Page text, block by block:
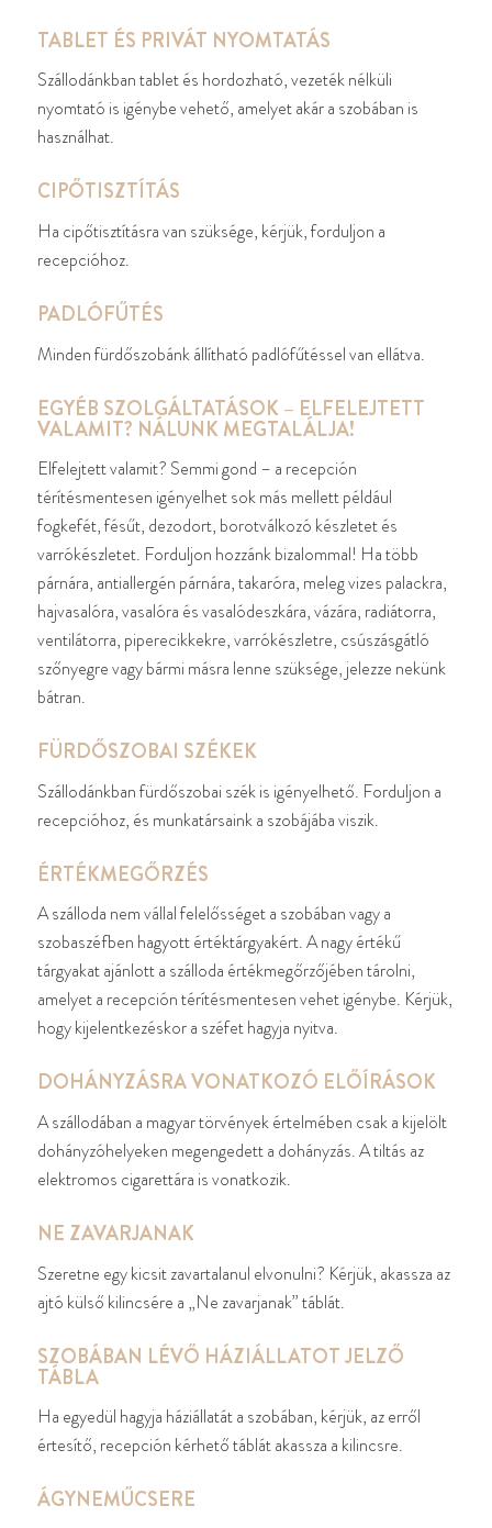
TABLET ÉS PRIVÁT NYOMTATÁS
Szállodánkban tablet és hordozható, vezeték nélküli
nyomtató is igénybe vehető, amelyet akár a szobában is
használhat.
CIPŐTISZTÍTÁS
Ha cipőtisztításra van szüksége, kérjük, forduljon a
recepcióhoz.
PADLÓFŰTÉS
Minden fürdőszobánk állítható padlófűtéssel van ellátva.
EGYÉB SZOLGÁLTATÁSOK – ELFELEJTETT
VALAMIT? NÁLUNK MEGTALÁLJA!
Elfelejtett valamit? Semmi gond – a recepción
térítésmentesen igényelhet sok más mellett például
fogkefét, fésűt, dezodort, borotválkozó készletet és
varrókészletet. Forduljon hozzánk bizalommal! Ha több
párnára, antiallergén párnára, takaróra, meleg vizes palackra,
hajvasalóra, vasalóra és vasalódeszkára, vázára, radiátorra,
ventilátorra, piperecikkekre, varrókészletre, csúszásgátló
szőnyegre vagy bármi másra lenne szüksége, jelezze nekünk
bátran.
FÜRDŐSZOBAI SZÉKEK
Szállodánkban fürdőszobai szék is igényelhető. Forduljon a
recepcióhoz, és munkatársaink a szobájába viszik.
ÉRTÉKMEGŐRZÉS
A szálloda nem vállal felelősséget a szobában vagy a
szobaszéfben hagyott értéktárgyakért. A nagy értékű
tárgyakat ajánlott a szálloda értékmegőrzőjében tárolni,
amelyet a recepción térítésmentesen vehet igénybe. Kérjük,
hogy kijelentkezéskor a széfet hagyja nyitva.
DOHÁNYZÁSRA VONATKOZÓ ELŐÍRÁSOK
A szállodában a magyar törvények értelmében csak a kijelölt
dohányzóhelyeken megengedett a dohányzás. A tiltás az
elektromos cigarettára is vonatkozik.
NE ZAVARJANAK
Szeretne egy kicsit zavartalanul elvonulni? Kérjük, akassza az
ajtó külső kilincsére a „Ne zavarjanak” táblát.
SZOBÁBAN LÉVŐ HÁZIÁLLATOT JELZŐ
TÁBLA
Ha egyedül hagyja háziállatát a szobában, kérjük, az erről
értesítő, recepción kérhető táblát akassza a kilincsre.
ÁGYNEMŰCSERE